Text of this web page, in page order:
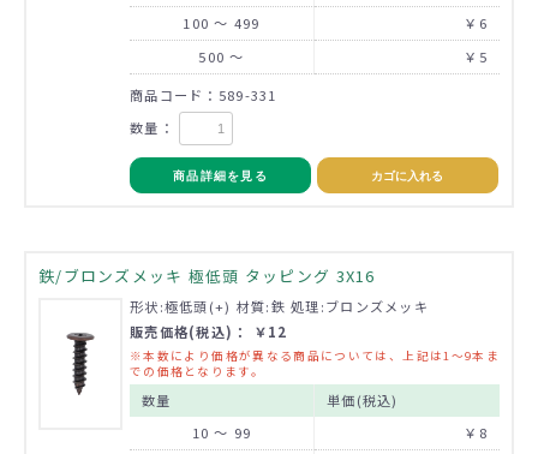
100 ～ 499
￥6
500 ～
￥5
商品コード：589-331
数量：
商品詳細を見る カゴに入れる
鉄/ブロンズメッキ 極低頭 タッピング 3X16
形状:極低頭(+) 材質:鉄 処理:ブロンズメッキ
販売価格(税込)： ￥12
※本数により価格が異なる商品については、上記は1～9本ま
での価格となります。
数量
単価(税込)
10 ～ 99
￥8